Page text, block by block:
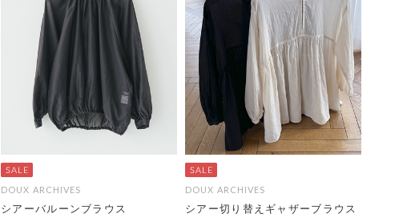
DOUX ARCHIVES
シアーバルーンブラウス
DOUX ARCHIVES
シアー切り替えギャザーブラウス